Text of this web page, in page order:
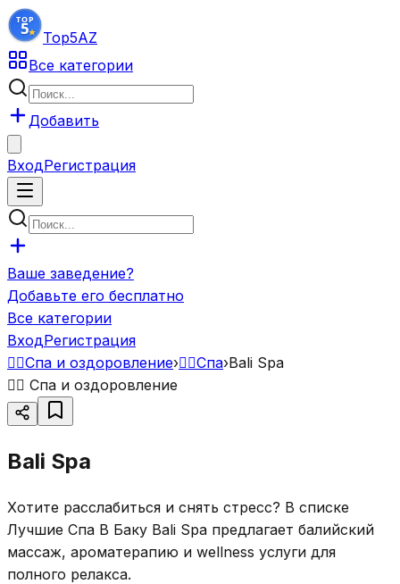
Top5AZ
Все категории
Добавить
ВходРегистрация
Ваше заведение?
Добавьте его бесплатно
Все категории
ВходРегистрация
💆‍♂️Спа и оздоровление›💆‍♀️Спа›Bali Spa
💆‍♂️ Спа и оздоровление
Bali Spa
Хотите расслабиться и снять стресс? В списке
Лучшие Спа В Баку Bali Spa предлагает балийский
массаж, ароматерапию и wellness услуги для
полного релакса.